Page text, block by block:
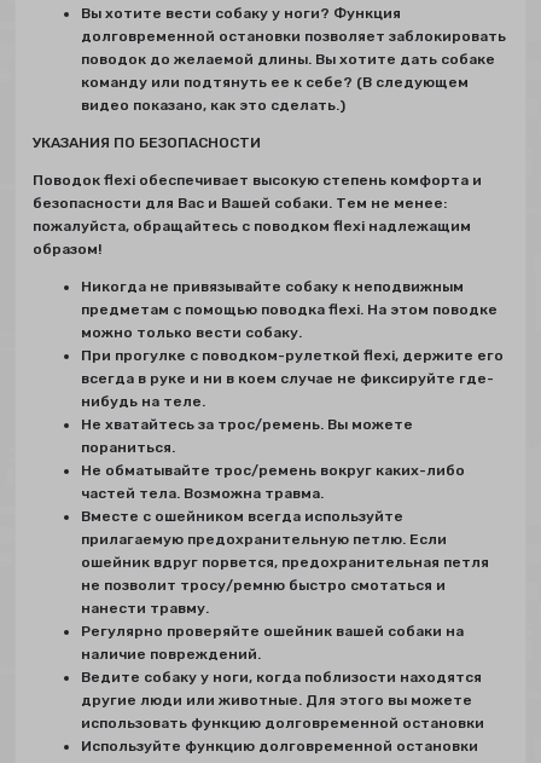
Вы хотите вести собаку у ноги? Функция
долговременной остановки позволяет заблокировать
поводок до желаемой длины. Вы хотите дать собаке
команду или подтянуть ее к себе? (В следующем
видео показано, как это сделать.)
УКАЗАНИЯ ПО БЕЗОПАСНОСТИ
Поводок flexi обеспечивает высокую степень комфорта и
безопасности для Вас и Вашей собаки. Тем не менее:
пожалуйста, обращайтесь с поводком flexi надлежащим
образом!
Никогда не привязывайте собаку к неподвижным
предметам с помощью поводка flexi. На этом поводке
можно только вести собаку.
При прогулке с поводком-рулеткой flexi, держите его
всегда в руке и ни в коем случае не фиксируйте где-
нибудь на теле.
Не хватайтесь за трос/ремень. Вы можете
пораниться.
Не обматывайте трос/ремень вокруг каких-либо
частей тела. Возможна травма.
Вместе с ошейником всегда используйте
прилагаемую предохранительную петлю. Если
ошейник вдруг порвется, предохранительная петля
не позволит тросу/ремню быстро смотаться и
нанести травму.
Регулярно проверяйте ошейник вашей собаки на
наличие повреждений.
Ведите собаку у ноги, когда поблизости находятся
другие люди или животные. Для этого вы можете
использовать функцию долговременной остановки
Используйте функцию долговременной остановки